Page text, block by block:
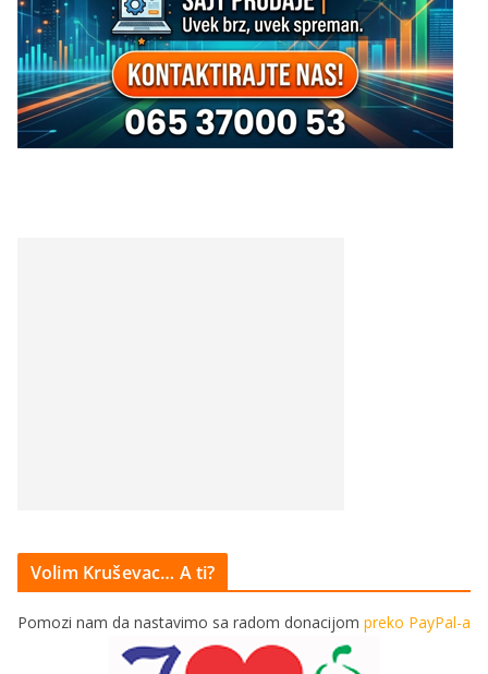
Volim Kruševac… A ti?
Pomozi nam da nastavimo sa radom donacijom preko PayPal-a